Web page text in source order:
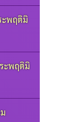
ะพฤติมิ
ะพฤติมิ